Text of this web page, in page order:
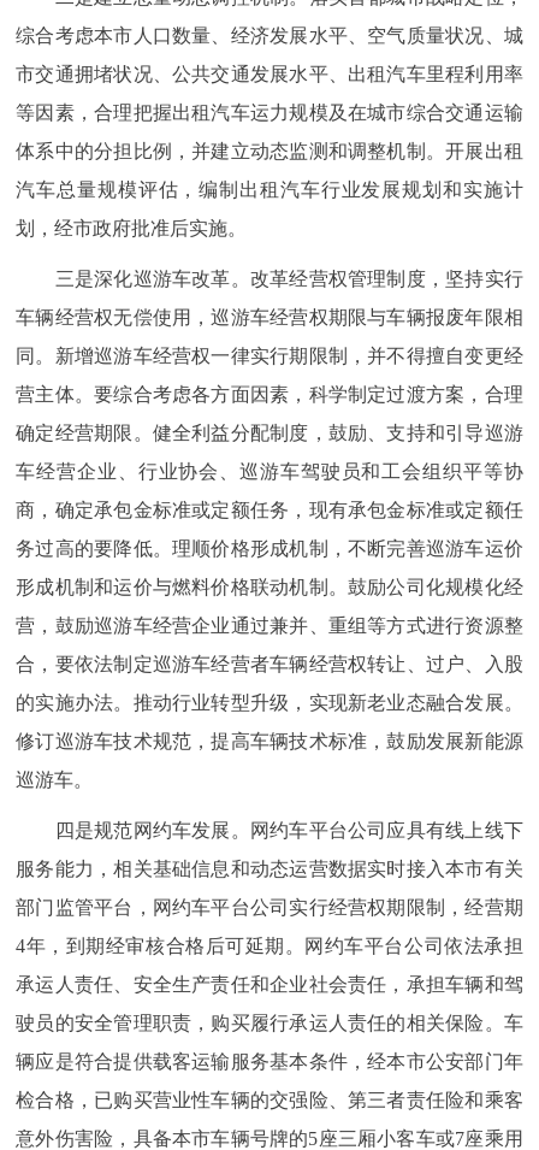
综合考虑本市人口数量、经济发展水平、空气质量状况、城
市交通拥堵状况、公共交通发展水平、出租汽车里程利用率
等因素，合理把握出租汽车运力规模及在城市综合交通运输
体系中的分担比例，并建立动态监测和调整机制。开展出租
汽车总量规模评估，编制出租汽车行业发展规划和实施计
划，经市政府批准后实施。
三是深化巡游车改革。改革经营权管理制度，坚持实行
车辆经营权无偿使用，巡游车经营权期限与车辆报废年限相
同。新增巡游车经营权一律实行期限制，并不得擅自变更经
营主体。要综合考虑各方面因素，科学制定过渡方案，合理
确定经营期限。健全利益分配制度，鼓励、支持和引导巡游
车经营企业、行业协会、巡游车驾驶员和工会组织平等协
商，确定承包金标准或定额任务，现有承包金标准或定额任
务过高的要降低。理顺价格形成机制，不断完善巡游车运价
形成机制和运价与燃料价格联动机制。鼓励公司化规模化经
营，鼓励巡游车经营企业通过兼并、重组等方式进行资源整
合，要依法制定巡游车经营者车辆经营权转让、过户、入股
的实施办法。推动行业转型升级，实现新老业态融合发展。
修订巡游车技术规范，提高车辆技术标准，鼓励发展新能源
巡游车。
四是规范网约车发展。网约车平台公司应具有线上线下
服务能力，相关基础信息和动态运营数据实时接入本市有关
部门监管平台，网约车平台公司实行经营权期限制，经营期
4年，到期经审核合格后可延期。网约车平台公司依法承担
承运人责任、安全生产责任和企业社会责任，承担车辆和驾
驶员的安全管理职责，购买履行承运人责任的相关保险。车
辆应是符合提供载客运输服务基本条件，经本市公安部门年
检合格，已购买营业性车辆的交强险、第三者责任险和乘客
意外伤害险，具备本市车辆号牌的5座三厢小客车或7座乘用